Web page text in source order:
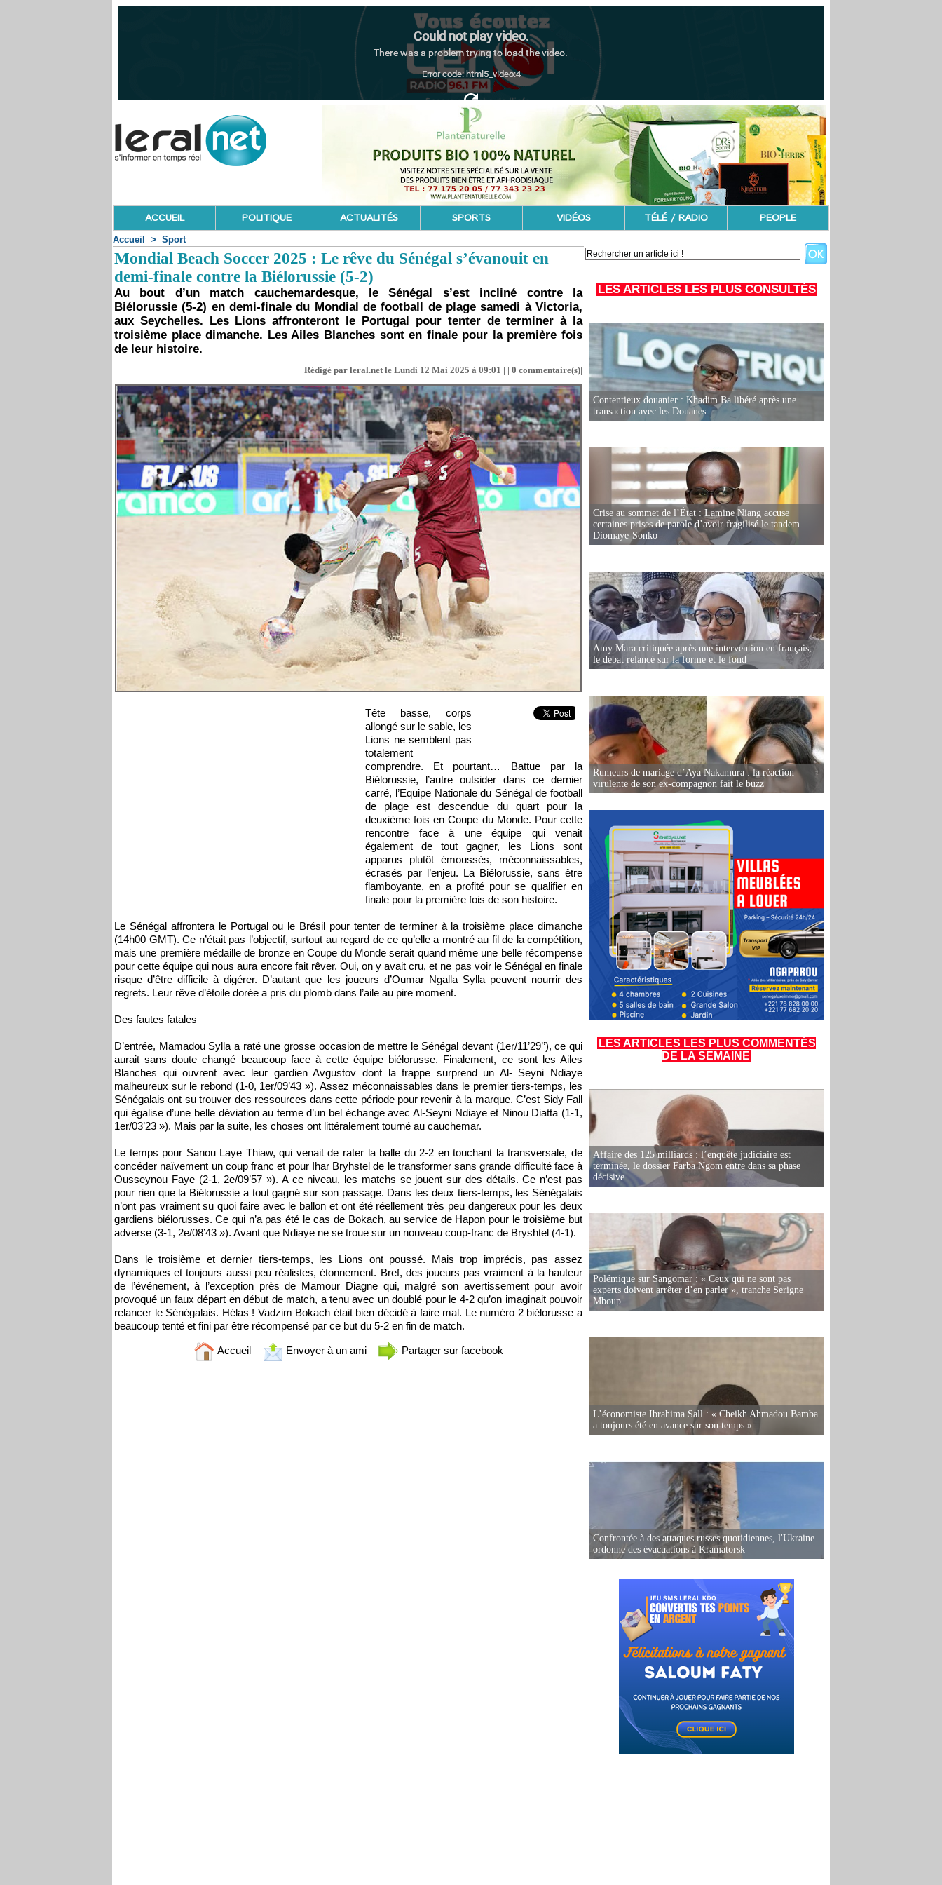
ACCUEIL POLITIQUE ACTUALITÉS SPORTS VIDÉOS TÉLÉ / RADIO PEOPLE
Accueil > Sport
Mondial Beach Soccer 2025 : Le rêve du Sénégal s’évanouit en
demi-finale contre la Biélorussie (5-2)
Au bout d’un match cauchemardesque, le Sénégal s’est incliné contre la
Biélorussie (5-2) en demi-finale du Mondial de football de plage samedi à Victoria,
aux Seychelles. Les Lions affronteront le Portugal pour tenter de terminer à la
troisième place dimanche. Les Ailes Blanches sont en finale pour la première fois
de leur histoire.
Rédigé par leral.net le Lundi 12 Mai 2025 à 09:01 | | 0 commentaire(s)|
Tête basse, corps
allongé sur le sable, les
Lions ne semblent pas
totalement
comprendre. Et pourtant… Battue par la
Biélorussie, l’autre outsider dans ce dernier
carré, l’Equipe Nationale du Sénégal de football
de plage est descendue du quart pour la
deuxième fois en Coupe du Monde. Pour cette
rencontre face à une équipe qui venait
également de tout gagner, les Lions sont
apparus plutôt émoussés, méconnaissables,
écrasés par l’enjeu. La Biélorussie, sans être
flamboyante, en a profité pour se qualifier en
finale pour la première fois de son histoire.
Le Sénégal affrontera le Portugal ou le Brésil pour tenter de terminer à la troisième place dimanche
(14h00 GMT). Ce n’était pas l’objectif, surtout au regard de ce qu’elle a montré au fil de la compétition,
mais une première médaille de bronze en Coupe du Monde serait quand même une belle récompense
pour cette équipe qui nous aura encore fait rêver. Oui, on y avait cru, et ne pas voir le Sénégal en finale
risque d’être difficile à digérer. D’autant que les joueurs d’Oumar Ngalla Sylla peuvent nourrir des
regrets. Leur rêve d’étoile dorée a pris du plomb dans l’aile au pire moment.
Des fautes fatales
D’entrée, Mamadou Sylla a raté une grosse occasion de mettre le Sénégal devant (1er/11’29’’), ce qui
aurait sans doute changé beaucoup face à cette équipe biélorusse. Finalement, ce sont les Ailes
Blanches qui ouvrent avec leur gardien Avgustov dont la frappe surprend un Al- Seyni Ndiaye
malheureux sur le rebond (1-0, 1er/09’43 »). Assez méconnaissables dans le premier tiers-temps, les
Sénégalais ont su trouver des ressources dans cette période pour revenir à la marque. C’est Sidy Fall
qui égalise d’une belle déviation au terme d’un bel échange avec Al-Seyni Ndiaye et Ninou Diatta (1-1,
1er/03’23 »). Mais par la suite, les choses ont littéralement tourné au cauchemar.
Le temps pour Sanou Laye Thiaw, qui venait de rater la balle du 2-2 en touchant la transversale, de
concéder naïvement un coup franc et pour Ihar Bryhstel de le transformer sans grande difficulté face à
Ousseynou Faye (2-1, 2e/09’57 »). A ce niveau, les matchs se jouent sur des détails. Ce n’est pas
pour rien que la Biélorussie a tout gagné sur son passage. Dans les deux tiers-temps, les Sénégalais
n’ont pas vraiment su quoi faire avec le ballon et ont été réellement très peu dangereux pour les deux
gardiens biélorusses. Ce qui n’a pas été le cas de Bokach, au service de Hapon pour le troisième but
adverse (3-1, 2e/08’43 »). Avant que Ndiaye ne se troue sur un nouveau coup-franc de Bryshtel (4-1).
Dans le troisième et dernier tiers-temps, les Lions ont poussé. Mais trop imprécis, pas assez
dynamiques et toujours aussi peu réalistes, étonnement. Bref, des joueurs pas vraiment à la hauteur
de l’événement, à l’exception près de Mamour Diagne qui, malgré son avertissement pour avoir
provoqué un faux départ en début de match, a tenu avec un doublé pour le 4-2 qu’on imaginait pouvoir
relancer le Sénégalais. Hélas ! Vadzim Bokach était bien décidé à faire mal. Le numéro 2 biélorusse a
beaucoup tenté et fini par être récompensé par ce but du 5-2 en fin de match.
Accueil Envoyer à un ami Partager sur facebook
LES ARTICLES LES PLUS CONSULTÉS
Contentieux douanier : Khadim Ba libéré après une
transaction avec les Douanes
Crise au sommet de l’État : Lamine Niang accuse
certaines prises de parole d’avoir fragilisé le tandem
Diomaye-Sonko
Amy Mara critiquée après une intervention en français,
le débat relancé sur la forme et le fond
Rumeurs de mariage d’Aya Nakamura : la réaction
virulente de son ex-compagnon fait le buzz
LES ARTICLES LES PLUS COMMENTÉS
DE LA SEMAINE
Affaire des 125 milliards : l’enquête judiciaire est
terminée, le dossier Farba Ngom entre dans sa phase
décisive
Polémique sur Sangomar : « Ceux qui ne sont pas
experts doivent arrêter d’en parler », tranche Serigne
Mboup
L’économiste Ibrahima Sall : « Cheikh Ahmadou Bamba
a toujours été en avance sur son temps »
Confrontée à des attaques russes quotidiennes, l'Ukraine
ordonne des évacuations à Kramatorsk